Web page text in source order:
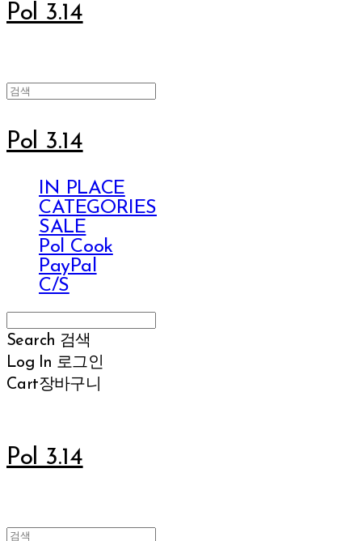
Pol 3.14
Pol 3.14
IN PLACE
CATEGORIES
SALE
Pol Cook
PayPal
C/S
Search 검색
Log In 로그인
Cart장바구니
Pol 3.14